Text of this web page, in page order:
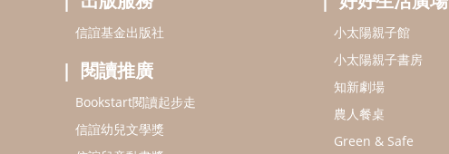
信誼基金出版社
閱讀推廣
Bookstart閱讀起步走
信誼幼兒文學獎
小太陽親子館
小太陽親子書房
知新劇場
農人餐桌
Green & Safe